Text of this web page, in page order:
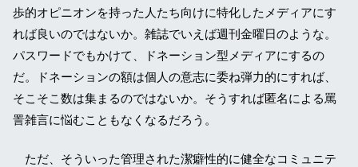
歩的オピニオンを持った人たち向けに特化したメディアにす
れば良いのではないか。雑誌でいえば週刊金曜日のような。
パスワードでもかけて、ドネーション型メディアにするの
だ。ドネーションの額は個人の意志に委ね弾力的にすれば、
そこそこ数は集まるのではないか。そうすれば匿名による罵
詈雑言に悩むこともなくなるだろう。
ただ、そういった管理された潔癖性的に健全なコミュニテ